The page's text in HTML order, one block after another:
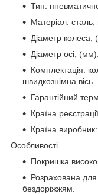
Тип:
Матеріал: сталь;
Діаметр
Діаметр осі,
Комплектація:
швидкознімна вісь
Гарантійний
Країна
Країна
Особливості
Покришка
Розрахована для
бездоріжжям.